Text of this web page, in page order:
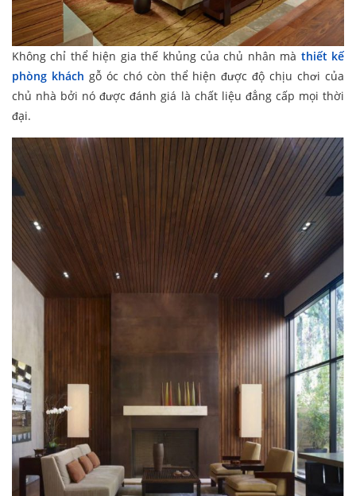
Không chỉ thể hiện gia thế khủng của chủ nhân mà thiết kế
phòng khách gỗ óc chó còn thể hiện được độ chịu chơi của
chủ nhà bởi nó được đánh giá là chất liệu đẳng cấp mọi thời
đại.